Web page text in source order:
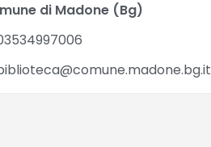
di Madone (Bg)